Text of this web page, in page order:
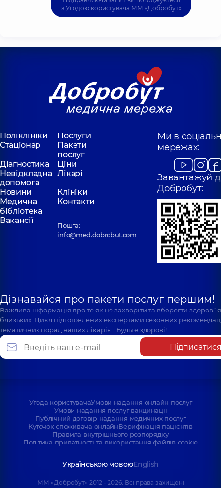
з Угодою користувача ММ «Добробут»
Поліклініки
Послуги
Стаціонар
Пакети
послуг
Діагностика
Ціни
Невідкладна
допомога
Лікарі
Новини
Клініки
Медична
бібліотека
Контакти
Вакансії
Пошта:
info@med.dobrobut.com
Ми в
мережах:
Завантажуй
Добробут:
Дізнавайся про пакети послуг першим!
Важлива інформація про те як не захворіти та вберегти
близьких. Цикл підготовлених експертами сезонних
тематичних порад наших лікарів… Будьте здорові!
Підписатися
Угода користувачаУмови надання онлайн послуг
Умови надання послуг вакцинації
Публічний договір надання медичних послуг
Куточок споживача онлайнВерифікація пацієнтів
Правила внутрішнього розпорядку
Політика приватності та використання файлів cookie
Українською мовоюEnglish
ММ «Добробут» 2012 - 2026. Всі права захищені